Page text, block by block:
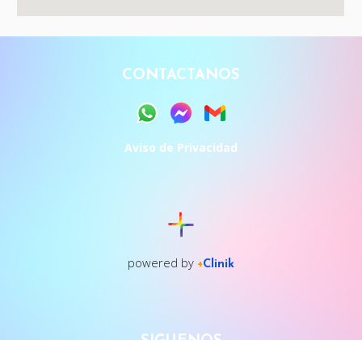
CONTACTANOS
Aviso de Privacidad
powered by +Clinik